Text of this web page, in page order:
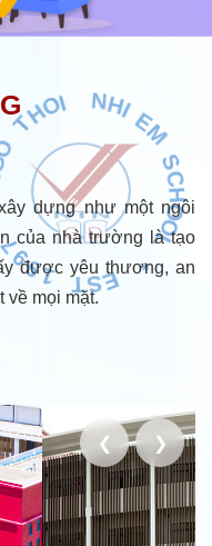
N GOTH
OI
N
H
I
E
M
S
C
H
O
O
L
*
7
*
dựng như một ngôi
của nhà trường là tạo
được yêu thương, an
về mọi mặt.
❮ ❯